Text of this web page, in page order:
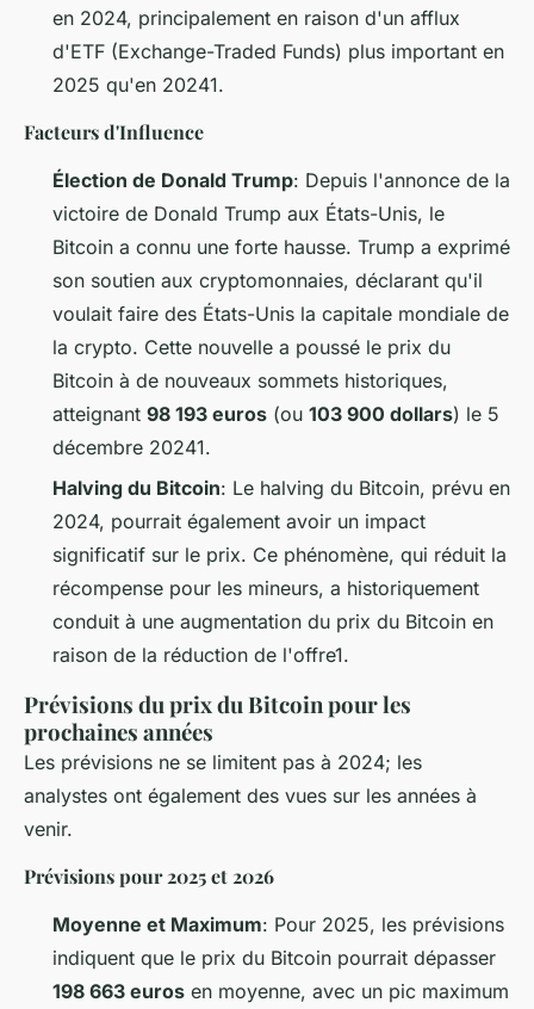
en 2024, principalement en raison d'un afflux
d'ETF (Exchange-Traded Funds) plus important en
2025 qu'en 20241.
Facteurs d'Influence
Élection de Donald Trump: Depuis l'annonce de la
victoire de Donald Trump aux États-Unis, le
Bitcoin a connu une forte hausse. Trump a exprimé
son soutien aux cryptomonnaies, déclarant qu'il
voulait faire des États-Unis la capitale mondiale de
la crypto. Cette nouvelle a poussé le prix du
Bitcoin à de nouveaux sommets historiques,
atteignant 98 193 euros (ou 103 900 dollars) le 5
décembre 20241.
Halving du Bitcoin: Le halving du Bitcoin, prévu en
2024, pourrait également avoir un impact
significatif sur le prix. Ce phénomène, qui réduit la
récompense pour les mineurs, a historiquement
conduit à une augmentation du prix du Bitcoin en
raison de la réduction de l'offre1.
Prévisions du prix du Bitcoin pour les
prochaines années
Les prévisions ne se limitent pas à 2024; les
analystes ont également des vues sur les années à
venir.
Prévisions pour 2025 et 2026
Moyenne et Maximum: Pour 2025, les prévisions
indiquent que le prix du Bitcoin pourrait dépasser
198 663 euros en moyenne, avec un pic maximum